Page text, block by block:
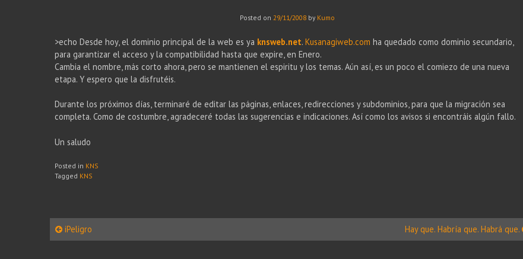
Posted on 29/11/2008by Kumo
>echo Desde hoy, el dominio principal de la web es ya knsweb.net.Kusanagiweb.com ha quedado como dominio secundario,
para garantizar el acceso y la compatibilidad hasta que expire, en Enero.
Cambia el nombre, más corto ahora, pero se mantienen el espiritu y los temas. Aún así, es un poco el comiezo de una nueva
etapa. Y espero que la disfrutéis.
Durante los próximos días, terminaré de editar las páginas, enlaces, redirecciones y subdominios, para que la migración sea
completa. Como de costumbre, agradeceré todas las sugerencias e indicaciones. Así como los avisos si encontráis algún fallo.
Un saludo
Posted in KNS
Tagged KNS
Post
iPeligro Hay que. Habría que. Habrá que.